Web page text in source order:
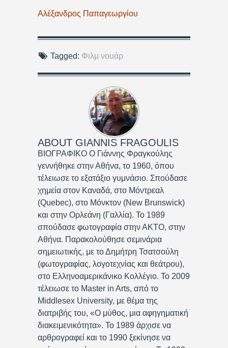
Αλέξανδρος Παπαγεωργίου
Tagged: Φιλμ νουάρ
ABOUT GIANNIS FRAGOULIS
ΒΙΟΓΡΑΦΙΚΟ Ο Γιάννης Φραγκούλης
γεννήθηκε στην Αθήνα, το 1960, όπου
τέλειωσε το εξατάξιο γυμνάσιο. Σπούδασε
χημεία στον Καναδά, στο Μόντρεαλ
(Quebec), στο Μόνκτον (New Brunswick)
και στην Ορλεάνη (Γαλλία). Το 1989
σπούδασε φωτογραφία στην ΑΚΤΟ, στην
Αθήνα. Παρακολούθησε σεμινάρια
σημειωτικής, με το Δημήτρη Τσατσούλη
(φωτογραφίας, λογοτεχνίας και θεάτρου),
στο Ελληνοαμερικάνικο Κολλέγιο. Το 2009
τέλειωσε το Master in Arts, από το
Middlesex University, με θέμα της
διατριβής του, «Ο μύθος, μια αφηγηματική
διακειμενικότητα». Το 1989 άρχισε να
αρθρογραφεί και το 1990 ξεκίνησε να